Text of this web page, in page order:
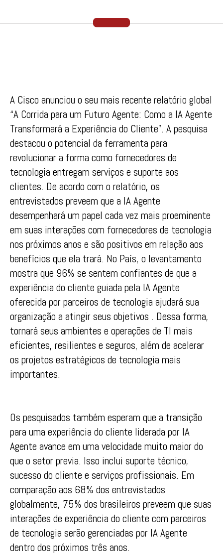
A Cisco anunciou o seu mais recente relatório global
“A Corrida para um Futuro Agente: Como a IA Agente
Transformará a Experiência do Cliente”. A pesquisa
destacou o potencial da ferramenta para
revolucionar a forma como fornecedores de
tecnologia entregam serviços e suporte aos
clientes. De acordo com o relatório, os
entrevistados preveem que a IA Agente
desempenhará um papel cada vez mais proeminente
em suas interações com fornecedores de tecnologia
nos próximos anos e são positivos em relação aos
benefícios que ela trará. No País, o levantamento
mostra que 96% se sentem confiantes de que a
experiência do cliente guiada pela IA Agente
oferecida por parceiros de tecnologia ajudará sua
organização a atingir seus objetivos . Dessa forma,
tornará seus ambientes e operações de TI mais
eficientes, resilientes e seguros, além de acelerar
os projetos estratégicos de tecnologia mais
importantes.
Os pesquisados também esperam que a transição
para uma experiência do cliente liderada por IA
Agente avance em uma velocidade muito maior do
que o setor previa. Isso inclui suporte técnico,
sucesso do cliente e serviços profissionais. Em
comparação aos 68% dos entrevistados
globalmente, 75% dos brasileiros preveem que suas
interações de experiência do cliente com parceiros
de tecnologia serão gerenciadas por IA Agente
dentro dos próximos três anos.